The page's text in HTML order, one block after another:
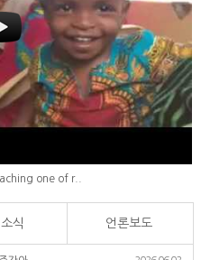
one of r..
식 언론보도